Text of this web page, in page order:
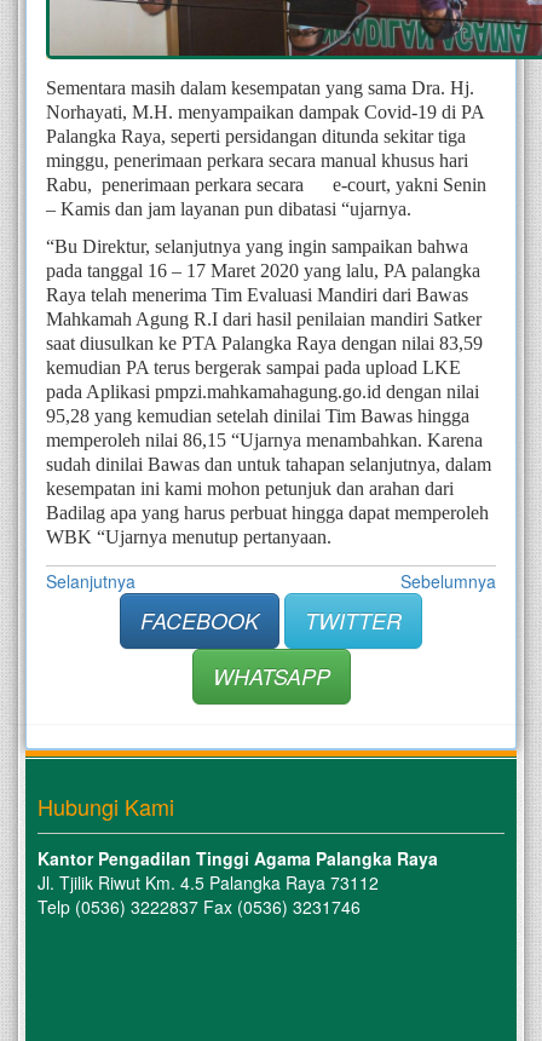
Sementara masih dalam kesempatan yang sama Dra. Hj.
Norhayati, M.H. menyampaikan dampak Covid-19 di PA
Palangka Raya, seperti persidangan ditunda sekitar tiga
minggu, penerimaan perkara secara manual khusus hari
Rabu,  penerimaan perkara secara      e-court, yakni Senin
– Kamis dan jam layanan pun dibatasi “ujarnya.
“Bu Direktur, selanjutnya yang ingin sampaikan bahwa
pada tanggal 16 – 17 Maret 2020 yang lalu, PA palangka
Raya telah menerima Tim Evaluasi Mandiri dari Bawas
Mahkamah Agung R.I dari hasil penilaian mandiri Satker
saat diusulkan ke PTA Palangka Raya dengan nilai 83,59
kemudian PA terus bergerak sampai pada upload LKE
pada Aplikasi pmpzi.mahkamahagung.go.id dengan nilai
95,28 yang kemudian setelah dinilai Tim Bawas hingga
memperoleh nilai 86,15 “Ujarnya menambahkan. Karena
sudah dinilai Bawas dan untuk tahapan selanjutnya, dalam
kesempatan ini kami mohon petunjuk dan arahan dari
Badilag apa yang harus perbuat hingga dapat memperoleh
WBK “Ujarnya menutup pertanyaan.
Selanjutnya Sebelumnya
FACEBOOK
TWITTER
WHATSAPP
Hubungi Kami
Kantor Pengadilan Tinggi Agama Palangka Raya
Jl. Tjilik Riwut Km. 4.5 Palangka Raya 73112
Telp (0536) 3222837 Fax (0536) 3231746